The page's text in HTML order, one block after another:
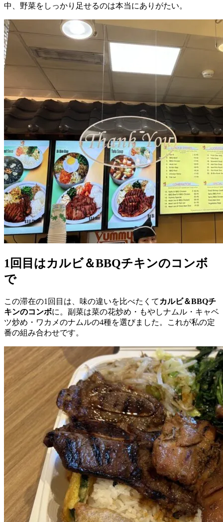
中、野菜をしっかり足せるのは本当にありがたい。
1回目はカルビ＆BBQチキンのコンボ
で
この滞在の1回目は、味の違いを比べたくてカルビ＆BBQチ
キンのコンボに。副菜は菜の花炒め・もやしナムル・キャベ
ツ炒め・ワカメのナムルの4種を選びました。これが私の定
番の組み合わせです。